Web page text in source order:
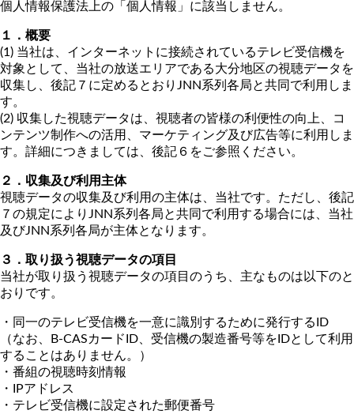
個人情報保護法上の「個人情報」に該当しません。
１．概要
(1) 当社は、インターネットに接続されているテレビ受信機を
対象として、当社の放送エリアである大分地区の視聴データを
収集し、後記７に定めるとおりJNN系列各局と共同で利用しま
す。
(2) 収集した視聴データは、視聴者の皆様の利便性の向上、コ
ンテンツ制作への活用、マーケティング及び広告等に利用しま
す。詳細につきましては、後記６をご参照ください。
２．収集及び利用主体
視聴データの収集及び利用の主体は、当社です。ただし、後記
７の規定によりJNN系列各局と共同で利用する場合には、当社
及びJNN系列各局が主体となります。
３．取り扱う視聴データの項目
当社が取り扱う視聴データの項目のうち、主なものは以下のと
おりです。
・同一のテレビ受信機を一意に識別するために発行するID
（なお、B-CASカードID、受信機の製造番号等をIDとして利用
することはありません。）
・番組の視聴時刻情報
・IPアドレス
・テレビ受信機に設定された郵便番号